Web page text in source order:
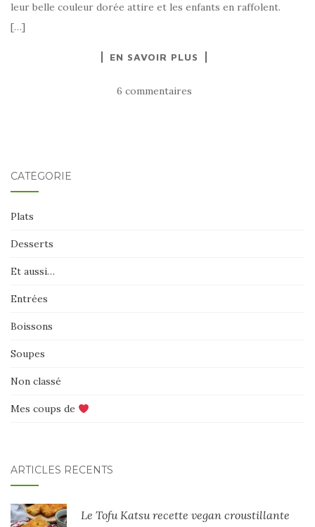
leur belle couleur dorée attire et les enfants en raffolent.
[…]
EN SAVOIR PLUS
6 commentaires
CATÉGORIE
Plats
Desserts
Et aussi…
Entrées
Boissons
Soupes
Non classé
Mes coups de
ARTICLES RÉCENTS
Le Tofu Katsu recette vegan croustillante